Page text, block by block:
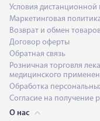
Условия дистанционной
Маркетинговая
Возврат и обмен
Договор оферты
Обратная связь
Розничная торговля
медицинского
Обработка
Согласие на получение
О нас